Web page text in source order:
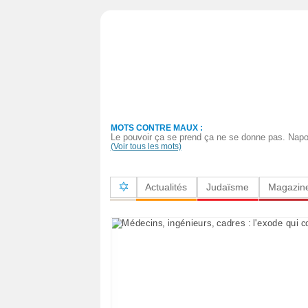
MOTS CONTRE MAUX :
Le pouvoir ça se prend ça ne se donne pas.
(Voir tous les mots)
Actualités Judaïsme